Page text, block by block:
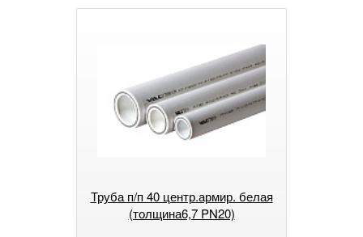
Труба п/п 40 центр.армир. белая
(толщина6,7 PN20)